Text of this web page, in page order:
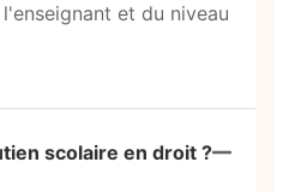
et du niveau
scolaire en droit ?